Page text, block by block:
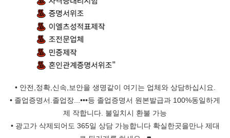
• 안전,정확,신속,보안을 생명같이 여기는 업체와 상담하십시요.
• 졸업증명서.졸업장...•••등 졸업증명서 원본발급과 100%동일하게
제 작합니다. 불일치시 환불 가능
• 광고가 삭제되어도 365일 상담 가능합니다 확실한곳을만나 제대